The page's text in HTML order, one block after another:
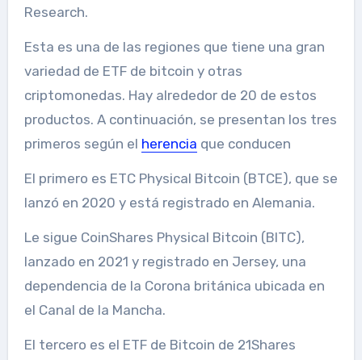
Research.
Esta es una de las regiones que tiene una gran
variedad de ETF de bitcoin y otras
criptomonedas. Hay alrededor de 20 de estos
productos. A continuación, se presentan los tres
primeros según el herencia que conducen
El primero es ETC Physical Bitcoin (BTCE), que se
lanzó en 2020 y está registrado en Alemania.
Le sigue CoinShares Physical Bitcoin (BITC),
lanzado en 2021 y registrado en Jersey, una
dependencia de la Corona británica ubicada en
el Canal de la Mancha.
El tercero es el ETF de Bitcoin de 21Shares